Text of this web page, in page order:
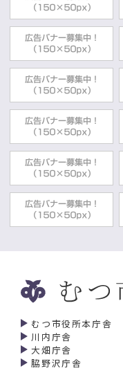
むつ市役所本庁舎
川内庁舎
大畑庁舎
脇野沢庁舎